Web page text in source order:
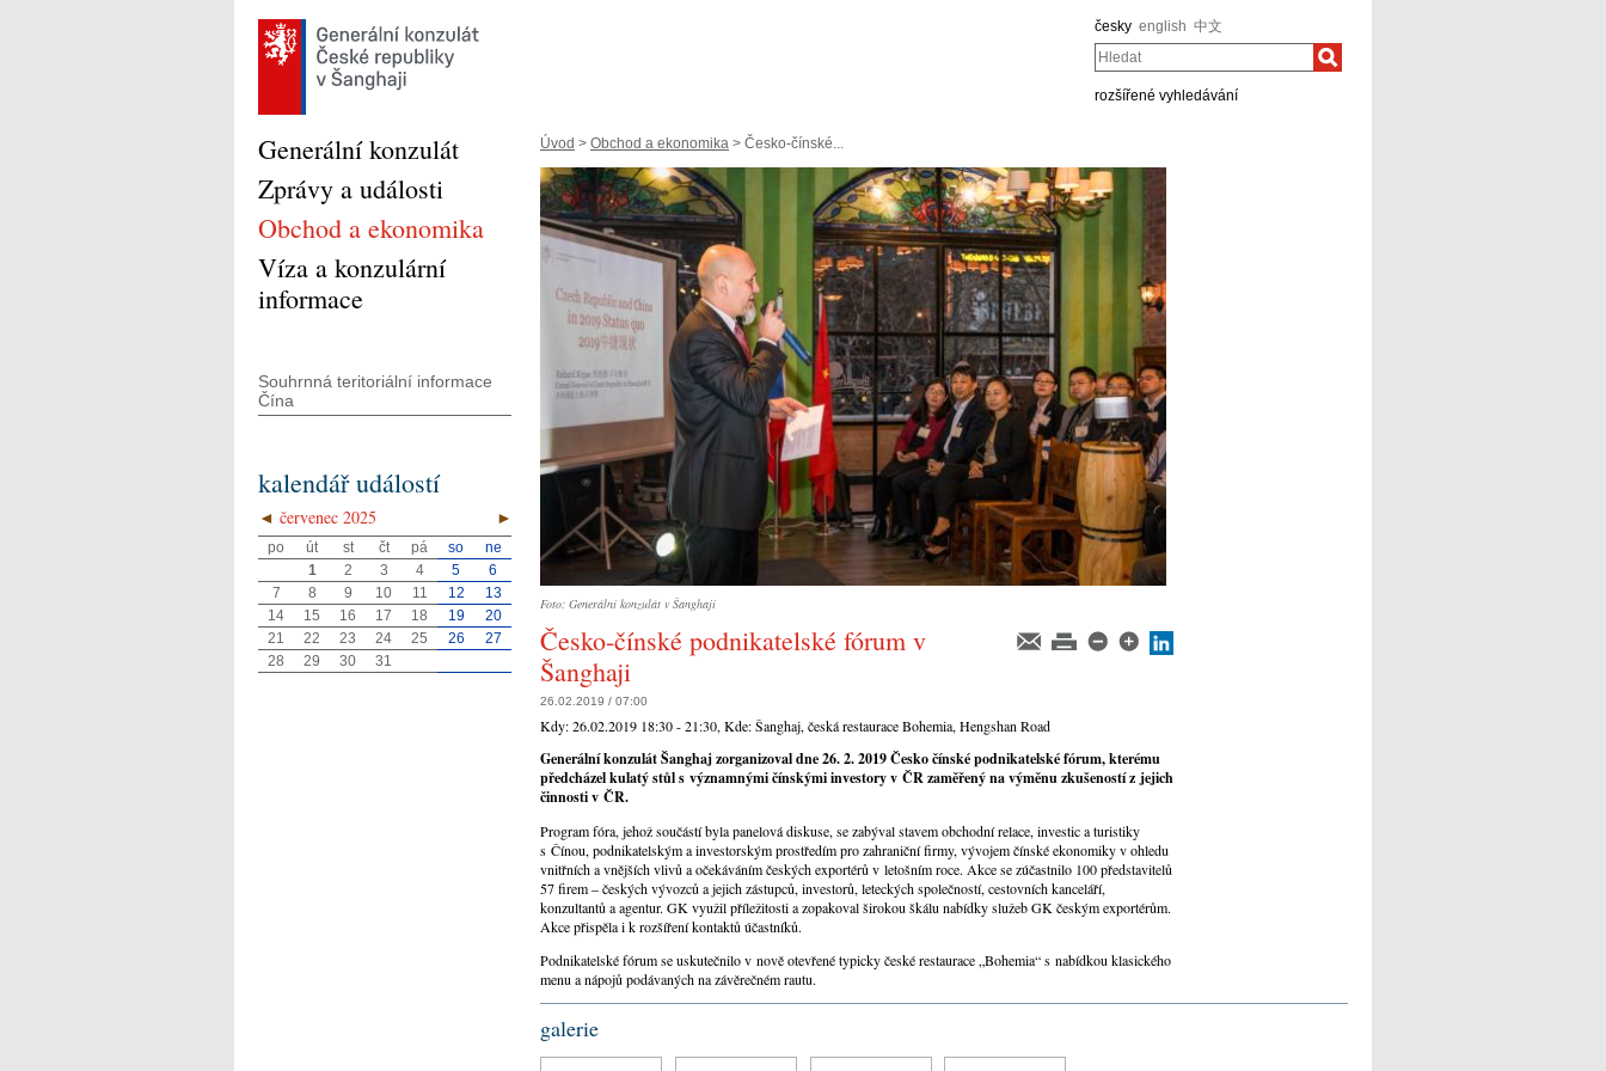
česky english 中文
Hledat
rozšířené vyhledávání
Úvod > Obchod a ekonomika > Česko-čínské...
Foto: Generální konzulát v Šanghaji
Česko-čínské podnikatelské fórum v
Šanghaji
26.02.2019 / 07:00
Kdy:26.02.2019 18:30 - 21:30, Kde:Šanghaj, česká restaurace Bohemia, Hengshan Road
Generální konzulát Šanghaj zorganizoval dne 26. 2. 2019 Česko čínské podnikatelské fórum, kterému
předcházel kulatý stůl s významnými čínskými investory v ČR zaměřený na výměnu zkušeností z jejich
činnosti v ČR.
Program fóra, jehož součástí byla panelová diskuse, se zabýval stavem obchodní relace, investic a turistiky
s Čínou, podnikatelským a investorským prostředím pro zahraniční firmy, vývojem čínské ekonomiky v ohledu
vnitřních a vnějších vlivů a očekáváním českých exportérů v letošním roce. Akce se zúčastnilo 100 představitelů
57 firem – českých vývozců a jejich zástupců, investorů, leteckých společností, cestovních kanceláří,
konzultantů a agentur. GK využil příležitosti a zopakoval širokou škálu nabídky služeb GK českým exportérům.
Akce přispěla i k rozšíření kontaktů účastníků.
Podnikatelské fórum se uskutečnilo v nově otevřené typicky české restaurace „Bohemia“ s nabídkou klasického
menu a nápojů podávaných na závěrečném rautu.
galerie
Generální konzulát
Zprávy a události
Obchod a ekonomika
Víza a konzulární
informace
Souhrnná teritoriální informace
Čína
kalendář událostí
◄ ►
červenec 2025
po út st čt pá so
ne
1
2 3 4 5
6
7
8 9 10 11 12
13
14
15 16 17 18 19
20
21
22 23 24 25 26
27
28
29 30 31